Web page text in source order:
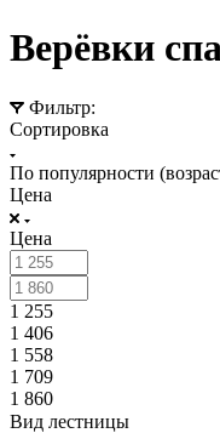
Верёвки
Фильтр:
Сортировка
По популярности
Цена
Цена
1 255
1 406
1 558
1 709
1 860
Вид лестницы